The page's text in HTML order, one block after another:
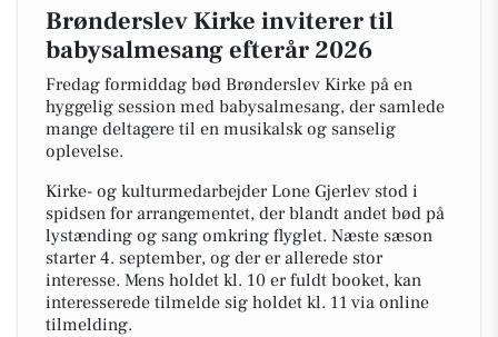
Brønderslev Kirke inviterer til
babysalmesang efterår 2026
Fredag formiddag bød Brønderslev Kirke på en
hyggelig session med babysalmesang, der samlede
mange deltagere til en musikalsk og sanselig
oplevelse.
Kirke- og kulturmedarbejder Lone Gjerlev stod i
spidsen for arrangementet, der blandt andet bød på
lystænding og sang omkring flyglet. Næste sæson
starter 4. september, og der er allerede stor
interesse. Mens holdet kl. 10 er fuldt booket, kan
interesserede tilmelde sig holdet kl. 11 via online
tilmelding.